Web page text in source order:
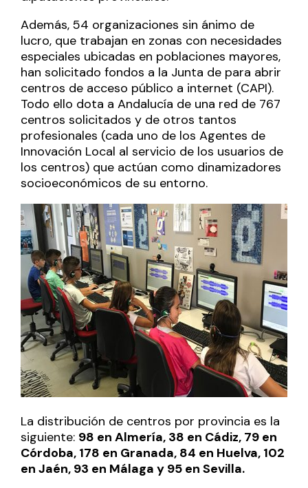
Además, 54 organizaciones sin ánimo de
lucro, que trabajan en zonas con necesidades
especiales ubicadas en poblaciones mayores,
han solicitado fondos a la Junta de para abrir
centros de acceso público a internet (CAPI).
Todo ello dota a Andalucía de una red de 767
centros solicitados y de otros tantos
profesionales (cada uno de los Agentes de
Innovación Local al servicio de los usuarios de
los centros) que actúan como dinamizadores
socioeconómicos de su entorno.
La distribución de centros por provincia es la
siguiente: 98 en Almería, 38 en Cádiz, 79 en
Córdoba, 178 en Granada, 84 en Huelva, 102
en Jaén, 93 en Málaga y 95 en Sevilla.